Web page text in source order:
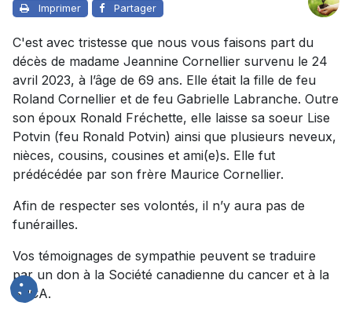
Imprimer Partager
C'est avec tristesse que nous vous faisons part du
décès de madame Jeannine Cornellier survenu le 24
avril 2023, à l’âge de 69 ans. Elle était la fille de feu
Roland Cornellier et de feu Gabrielle Labranche. Outre
son époux Ronald Fréchette, elle laisse sa soeur Lise
Potvin (feu Ronald Potvin) ainsi que plusieurs neveux,
nièces, cousins, cousines et ami(e)s. Elle fut
prédécédée par son frère Maurice Cornellier.
Afin de respecter ses volontés, il n’y aura pas de
funérailles.
Vos témoignages de sympathie peuvent se traduire
par un don à la Société canadienne du cancer et à la
SPCA.